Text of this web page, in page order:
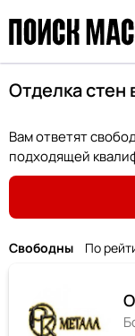
Отделка стен
Вам ответят
подходящей
Свободны По